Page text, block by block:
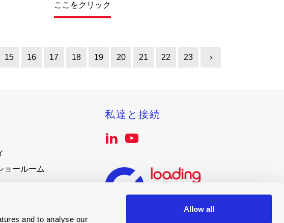
and to analyse our
Allow all
ここをクリック
15 16 17 18 19 20 21 22 23
Next
›
ョールーム
私達と接続